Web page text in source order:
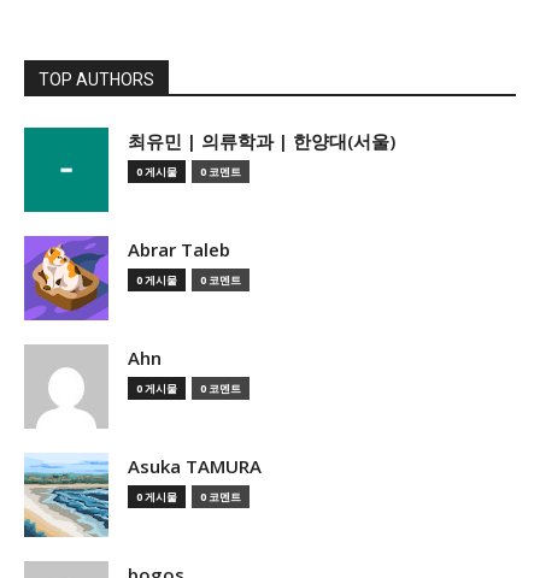
TOP AUTHORS
­최유민 | 의류학과 | 한양대(서울)
0 게시물 0 코멘트
Abrar Taleb
0 게시물 0 코멘트
Ahn
0 게시물 0 코멘트
Asuka TAMURA
0 게시물 0 코멘트